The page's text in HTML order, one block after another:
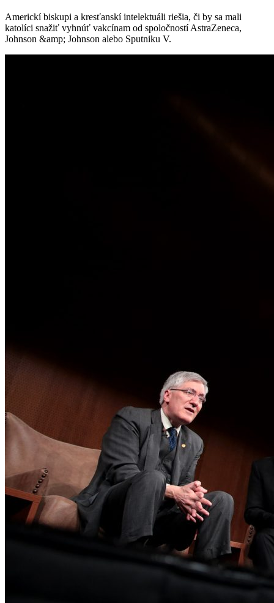
Americkí biskupi a kresťanskí intelektuáli riešia, či by sa mali
katolíci snažiť vyhnúť vakcínam od spoločností AstraZeneca,
Johnson &amp; Johnson alebo Sputniku V.